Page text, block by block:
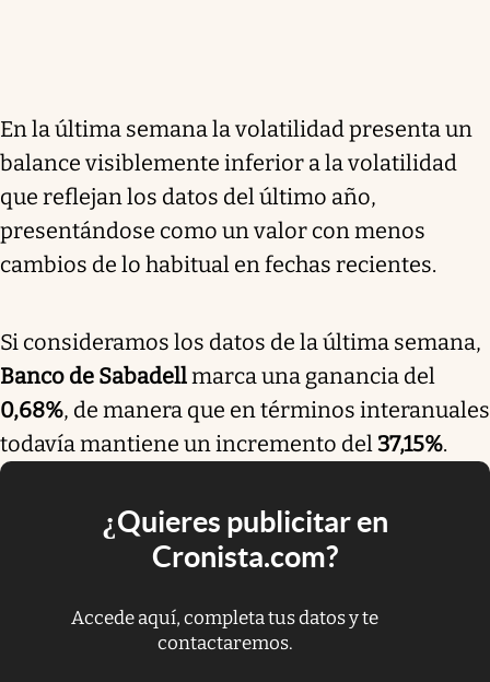
En la última semana la volatilidad presenta un
balance visiblemente inferior a la volatilidad
que reflejan los datos del último año,
presentándose como un valor con menos
cambios de lo habitual en fechas recientes.
Si consideramos los datos de la última semana,
Banco de Sabadellmarca una ganancia del
0,68%, de manera que en términos interanuales
todavía mantiene un incremento del37,15%.
¿Quieres publicitar en
Cronista.com?
Accede aquí, completa tus datos y te
contactaremos.